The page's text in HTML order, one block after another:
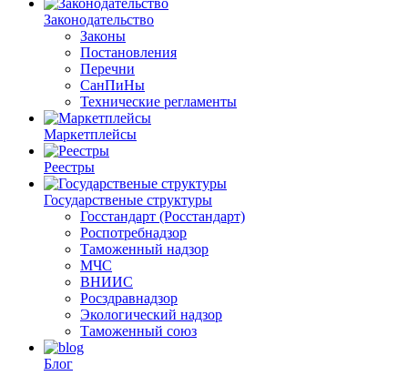
Законодательство
Законы
Постановления
Перечни
СанПиНы
Технические регламенты
Маркетплейсы
Реестры
Государственые структуры
Госстандарт (Росстандарт)
Роспотребнадзор
Таможенный надзор
МЧС
ВНИИС
Росздравнадзор
Экологический надзор
Таможенный союз
Блог